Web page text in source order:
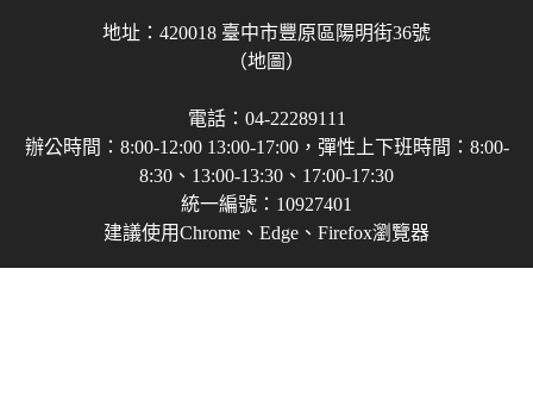
地址：420018 臺中市豐原區陽明街36號
（地圖）
電話：04-22289111
辦公時間：8:00-12:00 13:00-17:00，彈性上下班時間：8:00-
8:30、13:00-13:30、17:00-17:30
統一編號：10927401
建議使用Chrome、Edge、Firefox瀏覽器